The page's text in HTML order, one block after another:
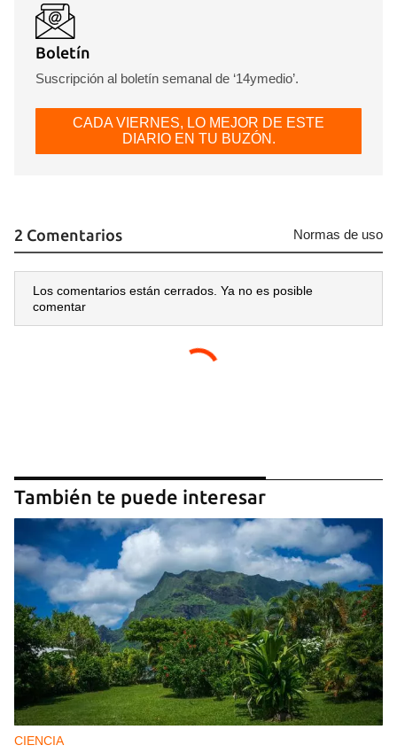
Boletín
Suscripción al boletín semanal de ‘14ymedio’.
CADA VIERNES, LO MEJOR DE ESTE
DIARIO EN TU BUZÓN.
2 Comentarios Normas de uso
Los comentarios están cerrados. Ya no es posible
comentar
También te puede interesar
CIENCIA